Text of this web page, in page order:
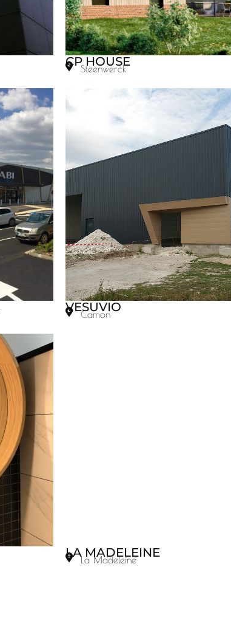
CP HOUSE
Steenwerck
VESUVIO
Camon
LA MADELEINE
La Madeleine